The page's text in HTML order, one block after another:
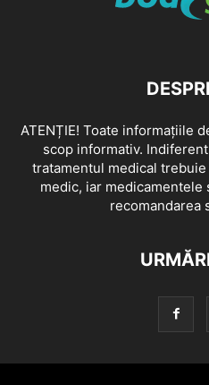
ATENȚIE! Toate informațiile
scop informativ.
tratamentul medical
medic, iar medicamentele
recomandarea